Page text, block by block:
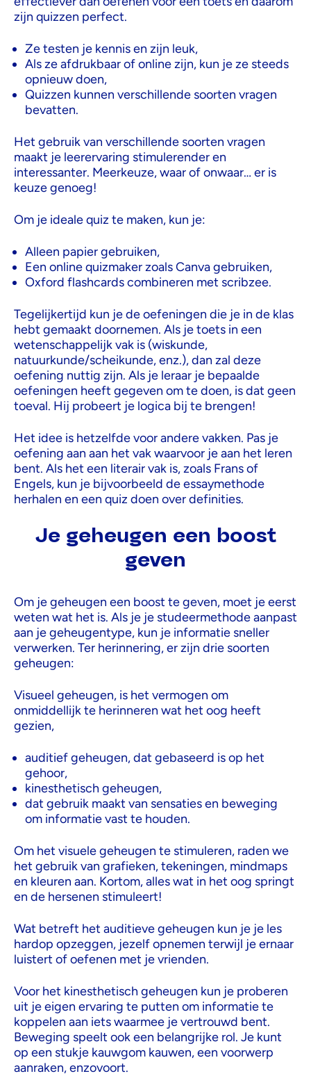
zijn quizzen perfect.
Ze testen je kennis en zijn leuk,
Als ze afdrukbaar of online zijn, kun je ze steeds
opnieuw doen,
Quizzen kunnen verschillende soorten vragen
bevatten.
Het gebruik van verschillende soorten vragen
maakt je leerervaring stimulerender en
interessanter. Meerkeuze, waar of onwaar… er is
keuze genoeg!
Om je ideale quiz te maken, kun je:
Alleen papier gebruiken,
Een online quizmaker zoals Canva gebruiken,
Oxford flashcards combineren met scribzee.
Tegelijkertijd kun je de oefeningen die je in de klas
hebt gemaakt doornemen. Als je toets in een
wetenschappelijk vak is (wiskunde,
natuurkunde/scheikunde, enz.), dan zal deze
oefening nuttig zijn. Als je leraar je bepaalde
oefeningen heeft gegeven om te doen, is dat geen
toeval. Hij probeert je logica bij te brengen!
Het idee is hetzelfde voor andere vakken. Pas je
oefening aan aan het vak waarvoor je aan het leren
bent. Als het een literair vak is, zoals Frans of
Engels, kun je bijvoorbeeld de essaymethode
herhalen en een quiz doen over definities.
Je geheugen een boost
geven
Om je geheugen een boost te geven, moet je eerst
weten wat het is. Als je je studeermethode aanpast
aan je geheugentype, kun je informatie sneller
verwerken. Ter herinnering, er zijn drie soorten
geheugen:
Visueel geheugen, is het vermogen om
onmiddellijk te herinneren wat het oog heeft
gezien,
auditief geheugen, dat gebaseerd is op het
gehoor,
kinesthetisch geheugen,
dat gebruik maakt van sensaties en beweging
om informatie vast te houden.
Om het visuele geheugen te stimuleren, raden we
het gebruik van grafieken, tekeningen, mindmaps
en kleuren aan. Kortom, alles wat in het oog springt
en de hersenen stimuleert!
Wat betreft het auditieve geheugen kun je je les
hardop opzeggen, jezelf opnemen terwijl je ernaar
luistert of oefenen met je vrienden.
Voor het kinesthetisch geheugen kun je proberen
uit je eigen ervaring te putten om informatie te
koppelen aan iets waarmee je vertrouwd bent.
Beweging speelt ook een belangrijke rol. Je kunt
op een stukje kauwgom kauwen, een voorwerp
aanraken, enzovoort.